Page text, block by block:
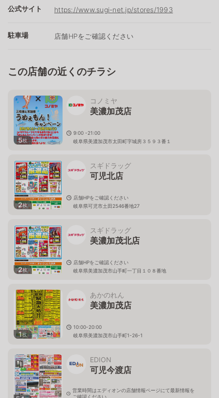
公式サイト https://www.sugi-net.jp/stores/1993
駐車場 店舗HPをご確認ください
この店舗の近くのチラシ
5枚
コノミヤ
美濃加茂店
9:00 -21:00
岐阜県美濃加茂市太田町字城房３５９３番１
2枚
スギドラッグ
可児北店
店舗HPをご確認ください
岐阜県可児市土田2546番地27
2枚
スギドラッグ
美濃加茂北店
店舗HPをご確認ください
岐阜県美濃加茂市山手町一丁目１０８番地
1枚
あかのれん
美濃加茂店
10:00-20:00
岐阜県美濃加茂市山手町1-26-1
EDION
可児今渡店
営業時間はエディオンの店舗情報ページにて最新情報を
ご確認ください。